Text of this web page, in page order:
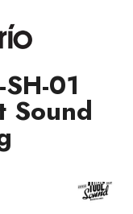
01
Sound